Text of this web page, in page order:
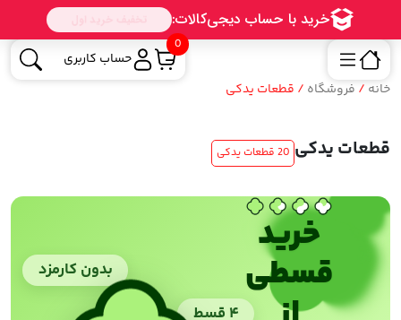
0
حساب کاربری
خانه / فروشگاه / قطعات یدکی
قطعات یدکی 20 قطعات یدکی
خرید
قسطی
بدون کارمزد
۴ قسط